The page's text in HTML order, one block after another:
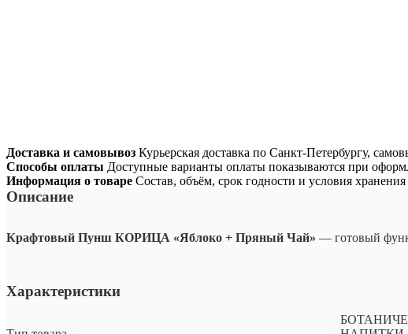
Доставка и самовывоз Курьерская доставка по Санкт-Петербургу,
Способы оплаты Доступные варианты оплаты показываются при
Информация о товаре Состав, объём, срок годности и условия
Описание
Крафтовый Пунш КОРИЦА «Яблоко + Пряный Чай» — готовый
Характеристики